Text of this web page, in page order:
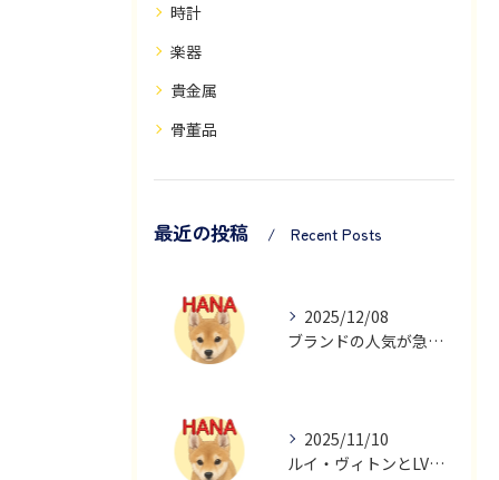
時計
楽器
貴金属
骨董品
最近の投稿 Recent Posts
2025/12/08
ブランドの人気が急上昇する理由と今注目すべき選び方のポイント
2025/11/10
ルイ・ヴィトンとLVMHの全貌を徹底解説ブランド構成と経営戦略の真実